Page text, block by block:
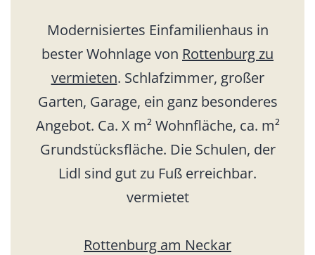
Modernisiertes Einfamilienhaus in
bester Wohnlage von Rottenburg zu
vermieten. Schlafzimmer, großer
Garten, Garage, ein ganz besonderes
Angebot. Ca. X m² Wohnfläche, ca. m²
Grundstücksfläche. Die Schulen, der
Lidl sind gut zu Fuß erreichbar.
vermietet
Rottenburg am Neckar